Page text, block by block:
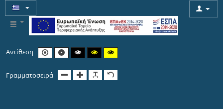
Αντίθεση
Γραμματοσειρά